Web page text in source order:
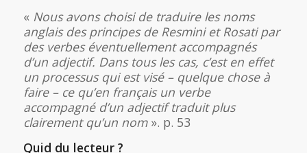
« Nous avons choisi de traduire les noms
anglais des principes de Resmini et Rosati par
des verbes éventuellement accompagnés
d’un adjectif. Dans tous les cas, c’est en effet
un processus qui est visé – quelque chose à
faire – ce qu’en français un verbe
accompagné d’un adjectif traduit plus
clairement qu’un nom». p. 53
Quid du lecteur ?